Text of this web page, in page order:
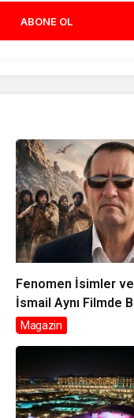
ABONE OL
Fenomen İsimler
İsmail Aynı Filmde
‘Kozalak Devri’ 7
Magazin